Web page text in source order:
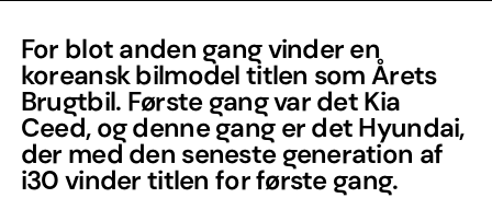
For blot anden gang vinder en
koreansk bilmodel titlen som Årets
Brugtbil. Første gang var det Kia
Ceed, og denne gang er det Hyundai,
der med den seneste generation af
i30 vinder titlen for første gang.